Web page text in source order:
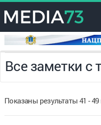
Все заметки с
Показаны результаты 41 - 49